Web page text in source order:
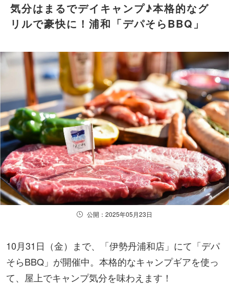
気分はまるでデイキャンプ♪本格的なグ
リルで豪快に！浦和「デパそらBBQ」
公開：2025年05月23日
10月31日（金）まで、「伊勢丹浦和店」にて「デパ
そらBBQ」が開催中。本格的なキャンプギアを使っ
て、屋上でキャンプ気分を味わえます！